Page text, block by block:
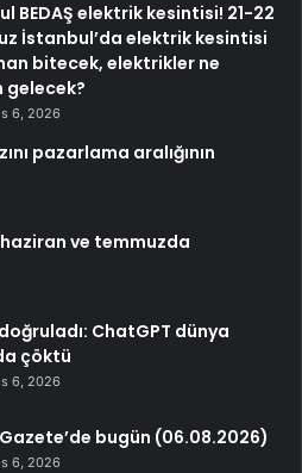
BEDAŞ elektrik kesintisi! 21-22
İstanbul’da elektrik kesintisi
bitecek, elektrikler ne
gelecek?
6, 2026
pazarlama aralığının
ve temmuzda
ChatGPT dünya
çöktü
6, 2026
bugün (06.08.2026)
6, 2026